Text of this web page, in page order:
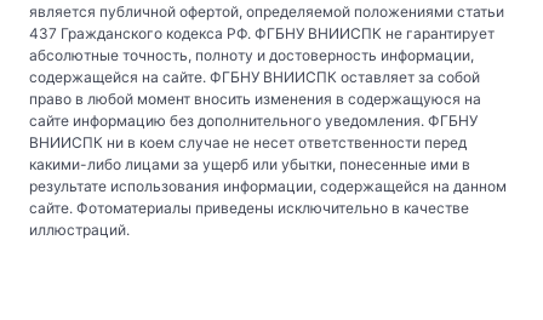
является публичной офертой, определяемой положениями статьи
437 Гражданского кодекса РФ. ФГБНУ ВНИИСПК не гарантирует
абсолютные точность, полноту и достоверность информации,
содержащейся на сайте. ФГБНУ ВНИИСПК оставляет за собой
право в любой момент вносить изменения в содержащуюся на
сайте информацию без дополнительного уведомления. ФГБНУ
ВНИИСПК ни в коем случае не несет ответственности перед
какими-либо лицами за ущерб или убытки, понесенные ими в
результате использования информации, содержащейся на данном
сайте. Фотоматериалы приведены исключительно в качестве
иллюстраций.